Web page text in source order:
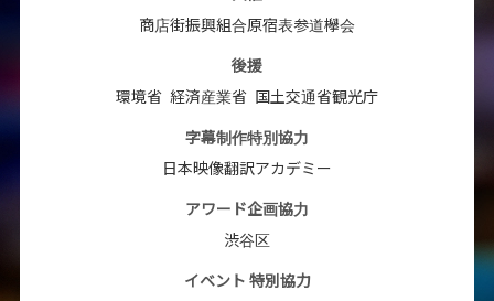
商店街振興組合原宿表参道欅会
後援
環境省 経済産業省 国土交通省観光庁
字幕制作特別協力
日本映像翻訳アカデミー
アワード企画協力
渋谷区
イベント 特別協力